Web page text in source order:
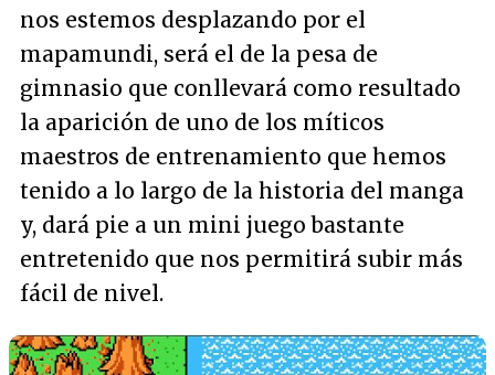
nos estemos desplazando por el
mapamundi, será el de la pesa de
gimnasio que conllevará como resultado
la aparición de uno de los míticos
maestros de entrenamiento que hemos
tenido a lo largo de la historia del manga
y, dará pie a un mini juego bastante
entretenido que nos permitirá subir más
fácil de nivel.